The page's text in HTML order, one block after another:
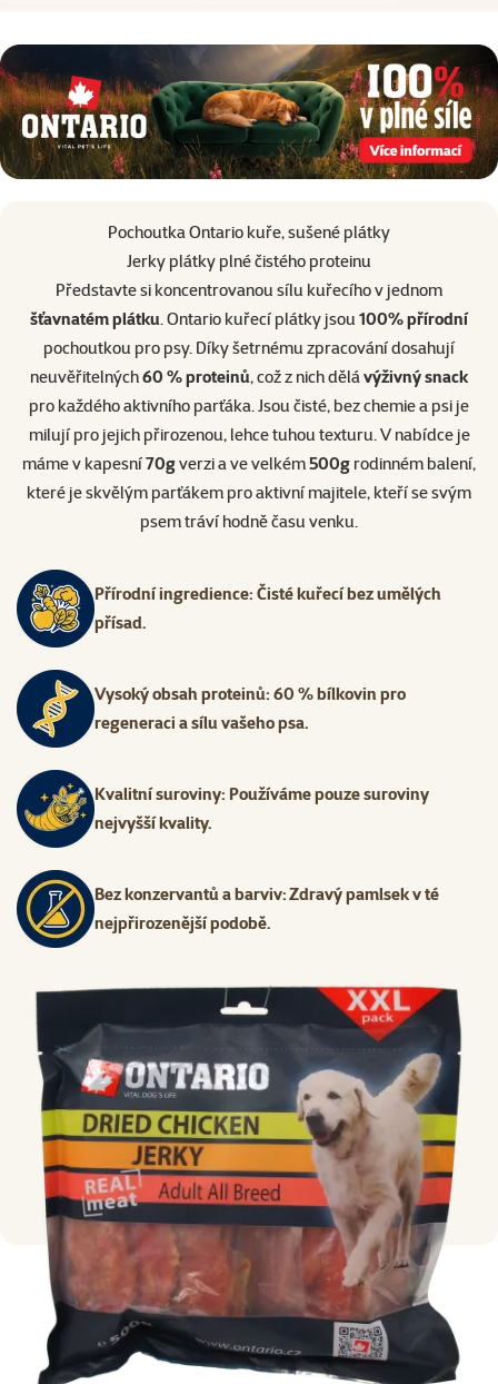
superzoo.product.detail.content
Pochoutka Ontario kuře, sušené plátky
Jerky plátky plné čistého proteinu
Představte si koncentrovanou sílu kuřecího v jednom
šťavnatém plátku . Ontario kuřecí plátky jsou 100% přírodní
pochoutkou pro psy. Díky šetrnému zpracování dosahují
neuvěřitelných60 % proteinů, což z nich dělá výživný snack
pro každého aktivního parťáka. Jsou čisté, bez chemie a psi je
milují pro jejich přirozenou, lehce tuhou texturu. V nabídce je
máme v kapesní70gverzi a ve velkém500g rodinném balení,
které je skvělým parťákem pro aktivní majitele, kteří se svým
psem tráví hodně času venku.
Přírodní ingredience: Čisté kuřecí bez umělých
přísad.
Vysoký obsah proteinů: 60 % bílkovin pro
regeneraci a sílu vašeho psa.
Kvalitní suroviny: Používáme pouze suroviny
nejvyšší kvality.
Bez konzervantů a barviv: Zdravý pamlsek v té
nejpřirozenější podobě.